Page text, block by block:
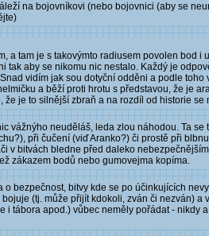
na bojovníkovi (nebo bojovnici (aby se
a tam je s takovýmto radiusem povolen bod i
aby se nikomu nic nestalo. Každý je
vidím jak sou dotyční odděni a podle toho
a běží proti hrotu s představou, že je
je to silnější zbraň a na rozdíl od historie se
neuděláš, leda zlou náhodou. Ta se
při čučení (viď Aranko?) či prostě při
bitvách bledne před daleko
zákazem bodů nebo gumovejma kopíma.
bezpečnost, bitvy kde se po účinkujících
(tj. může přijít kdokoli, zván či nezván)
tábora apod.) vůbec neměly pořádat - nikdy